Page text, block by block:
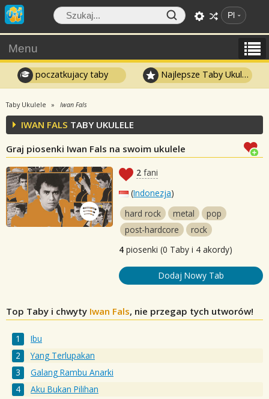
Pl
Menu
poczatkujacy taby Najlepsze Taby Ukulele
Taby Ukulele Iwan Fals
IWAN FALS TABY UKULELE
Graj piosenki Iwan Fals na swoim ukulele
2 fani
(Indonezja)
hard rock
metal
pop
post-hardcore
rock
4 piosenki (0 Taby i 4 akordy)
Dodaj Nowy Tab
Top Taby i chwyty Iwan Fals, nie przegap tych utworów!
Ibu
Yang Terlupakan
Galang Rambu Anarki
Aku Bukan Pilihan